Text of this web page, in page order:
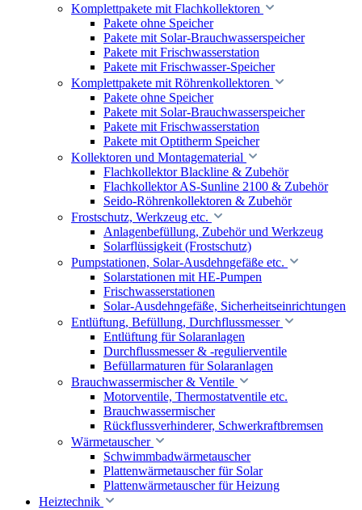
Komplettpakete mit Flachkollektoren
Pakete ohne Speicher
Pakete mit Solar-Brauchwasserspeicher
Pakete mit Frischwasserstation
Pakete mit Frischwasser-Speicher
Komplettpakete mit Röhrenkollektoren
Pakete ohne Speicher
Pakete mit Solar-Brauchwasserspeicher
Pakete mit Frischwasserstation
Pakete mit Optitherm Speicher
Kollektoren und Montagematerial
Flachkollektor Blackline & Zubehör
Flachkollektor AS-Sunline 2100 & Zubehör
Seido-Röhrenkollektoren & Zubehör
Frostschutz, Werkzeug etc.
Anlagenbefüllung, Zubehör und Werkzeug
Solarflüssigkeit (Frostschutz)
Pumpstationen, Solar-Ausdehngefäße etc.
Solarstationen mit HE-Pumpen
Frischwasserstationen
Solar-Ausdehngefäße, Sicherheitseinrichtungen
Entlüftung, Befüllung, Durchflussmesser
Entlüftung für Solaranlagen
Durchflussmesser & -regulierventile
Befüllarmaturen für Solaranlagen
Brauchwassermischer & Ventile
Motorventile, Thermostatventile etc.
Brauchwassermischer
Rückflussverhinderer, Schwerkraftbremsen
Wärmetauscher
Schwimmbadwärmetauscher
Plattenwärmetauscher für Solar
Plattenwärmetauscher für Heizung
Heiztechnik